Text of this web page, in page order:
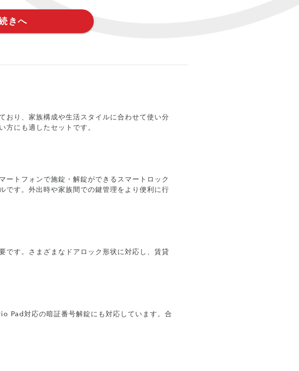
きへ
おり、家族構成や生活スタイルに合わせて使い分
にも適したセットです。
トフォンで施錠・解錠ができるスマートロック
す。外出時や家族間での鍵管理をより便利に行
です。さまざまなドアロック形状に対応し、賃貸
Pad対応の暗証番号解錠にも対応しています。合